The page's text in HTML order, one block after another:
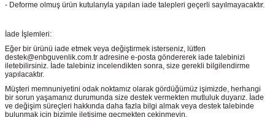
- Deforme olmuş ürün kutularıyla yapılan iade talepleri geçerli sayılmayacaktır.
İade İşlemleri:
Eğer bir ürünü iade etmek veya değiştirmek isterseniz, lütfen
destek@enbguvenlik.com.tr adresine e-posta göndererek iade talebinizi
iletebilirsiniz. İade talebiniz incelendikten sonra, size gerekli bilgilendirme
yapılacaktır.
Müşteri memnuniyetini odak noktamız olarak gördüğümüz işimizde, herhangi
bir sorun yaşamanız durumunda size destek vermekten mutluluk duyarız. İade
ve değişim süreçleri hakkında daha fazla bilgi almak veya destek talebinde
bulunmak için bizimle iletişime geçmekten çekinmeyin.